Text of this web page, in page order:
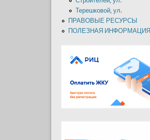
Терешковой, ул.
ПРАВОВЫЕ РЕСУРСЫ
ПОЛЕЗНАЯ ИНФОРМАЦИЯ